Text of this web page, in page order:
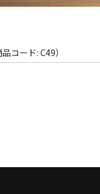
品コード: C49）